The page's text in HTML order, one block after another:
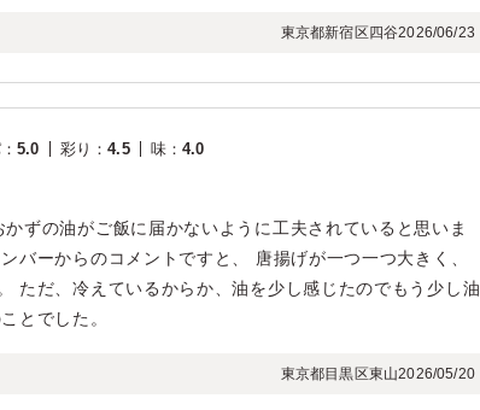
東京都新宿区四谷2026/06/23
： 5.0 彩り ：4.5 味：4.0
ずの油がご飯に届かないように工夫されていると思いま
バーからのコメントですと、 唐揚げが一つ一つ大きく、
ただ、冷えているからか、油を少し感じたのでもう少し油
とでした。
東京都目黒区東山2026/05/20